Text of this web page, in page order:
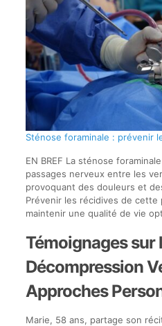
Sténose foraminale : prévenir
EN BREF La sténose
passages nerveux entre les
provoquant des douleurs et
Prévenir les récidives de
maintenir une qualité de vie
Témoignages sur
Décompression
Approches
Marie, 58 ans, partage son